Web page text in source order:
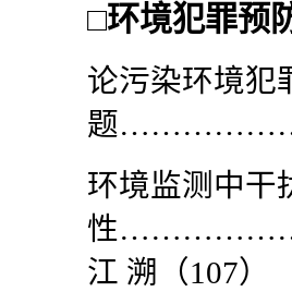
□环境犯罪预
论污染环境犯
题
环境监测中干
性
江 溯 （107）